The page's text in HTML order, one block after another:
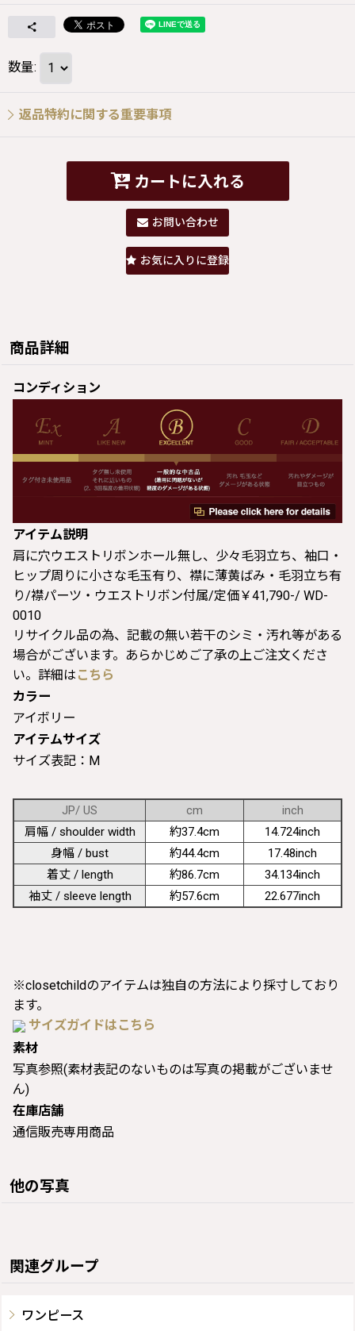
数量:
返品特約に関する重要事項
カートに入れる
お問い合わせ
お気に入りに登録
商品詳細
コンディション
アイテム説明
肩に穴ウエストリボンホール無し、少々毛羽立ち、袖口・
ヒップ周りに小さな毛玉有り、襟に薄黄ばみ・毛羽立ち有
り/襟パーツ・ウエストリボン付属/定価￥41,790-/ WD-
0010
リサイクル品の為、記載の無い若干のシミ・汚れ等がある
場合がございます。あらかじめご了承の上ご注文くださ
い。詳細は こちら
カラー
アイボリー
アイテムサイズ
サイズ表記：M
JP/ US cm
inch
肩幅 / shoulder width
約37.4cm
14.724inch
身幅 / bust
約44.4cm
17.48inch
着丈 / length
約86.7cm
34.134inch
袖丈 / sleeve length
約57.6cm 22.677inch
※closetchildのアイテムは独自の方法により採寸しており
ます。
サイズガイドはこちら
素材
写真参照(素材表記のないものは写真の掲載がございませ
ん)
在庫店舗
通信販売専用商品
他の写真
関連グループ
ワンピース